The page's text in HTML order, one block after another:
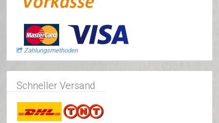
Zahlungsmethoden
Schneller Versand